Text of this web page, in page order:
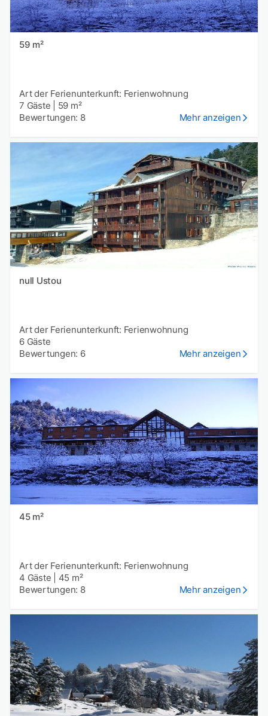
59 m²
Art der Ferienunterkunft: Ferienwohnung
7 Gäste
59 m²
Bewertungen: 8
Mehr anzeigen
null Ustou
Art der Ferienunterkunft: Ferienwohnung
6 Gäste
Bewertungen: 6
Mehr anzeigen
45 m²
Art der Ferienunterkunft: Ferienwohnung
4 Gäste
45 m²
Bewertungen: 8
Mehr anzeigen